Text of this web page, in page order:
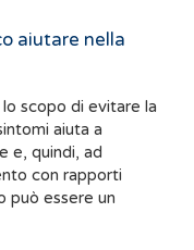
aiutare nella
scopo di evitare la
aiuta a
e, quindi, ad
con rapporti
può essere un